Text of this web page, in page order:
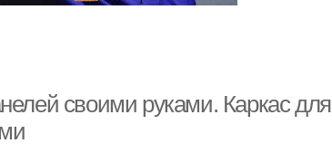
своими руками. Каркас для